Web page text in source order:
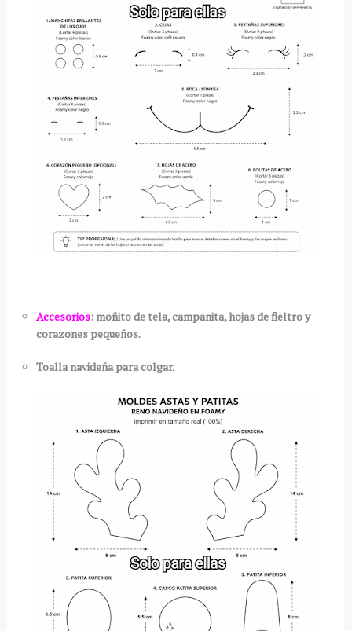
Accesorios: moñito de tela, campanita, hojas de fieltro y
corazones pequeños.
Toalla navideña para colgar.